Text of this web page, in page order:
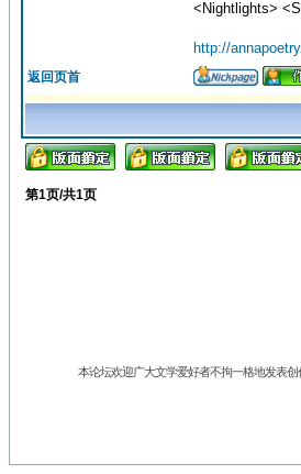
<Nightlights>
http://
返回页首
第1页/共1页
本论坛欢迎广大文学爱好者不拘一格地发表